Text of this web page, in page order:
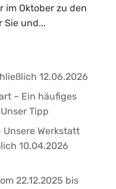
im Oktober zu den
und...
12.06.2026
– Ein häufiges
Tipp
Unsere Werkstatt
10.04.2026
22.12.2025 bis